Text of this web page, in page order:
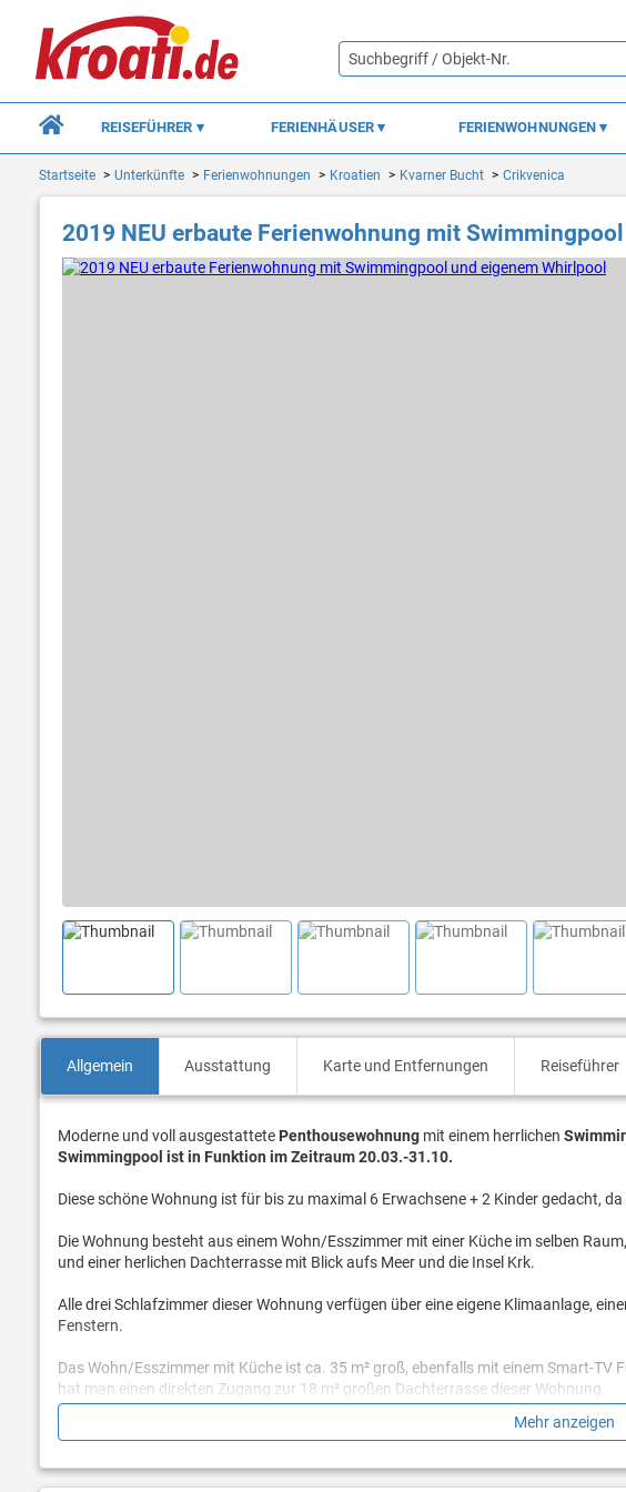
REISEFÜHRER FERIENHÄUSER FERIENWOHNUNGEN
Startseite Unterkünfte Ferienwohnungen Kroatien Kvarner Bucht Crikvenica
2019 NEU erbaute Ferienwohnung mit
Allgemein Ausstattung Karte und Entfernungen Reiseführer
Moderne und voll ausgestattete Penthousewohnung mit einem herrlichen
Swimmingpool ist in Funktion im Zeitraum 20.03.-31.10.
Diese schöne Wohnung ist für bis zu maximal 6 Erwachsene + 2 Kinder gedacht,
Die Wohnung besteht aus einem Wohn/Esszimmer mit einer Küche im selben
und einer herlichen Dachterrasse mit Blick aufs Meer und die Insel Krk.
Alle drei Schlafzimmer dieser Wohnung verfügen über eine eigene Klimaanlage,
Fenstern.
Das Wohn/Esszimmer mit Küche ist ca. 35 m² groß, ebenfalls mit einem Smart-
hat man einen direkten Zugang zur 18 m² großen Dachterrasse dieser Wohnung.
Die sehr schön gestaltete Dachterrasse verfügt über einen Tisch mit Stühlen und
Personen geeignet.
Mehr anzeigen